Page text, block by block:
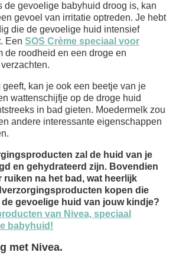
de gevoelige babyhuid droog is, kan
gevoel van irritatie optreden. Je hebt
die de gevoelige huid intensief
Een SOS Crème speciaal voor
de roodheid en een droge en
kan je ook een beetje van je
wattenschijfje op de droge huid
in bad gieten. Moedermelk zou
andere interessante eigenschappen
zal de huid van je
en gehydrateerd zijn. Bovendien
ruiken na het bad, wat heerlijk
kopen die
gevoelige huid van jouw kindje?
van Nivea, speciaal
babyhuid!
met Nivea.